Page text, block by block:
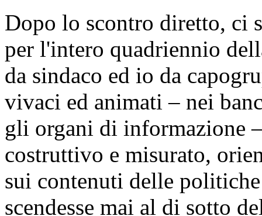
Dopo lo scontro diretto, ci
per l'intero quadriennio
da sindaco ed io da
vivaci ed animati – nei
gli organi di informazione
costruttivo e misurato,
sui contenuti delle
scendesse mai al di sotto